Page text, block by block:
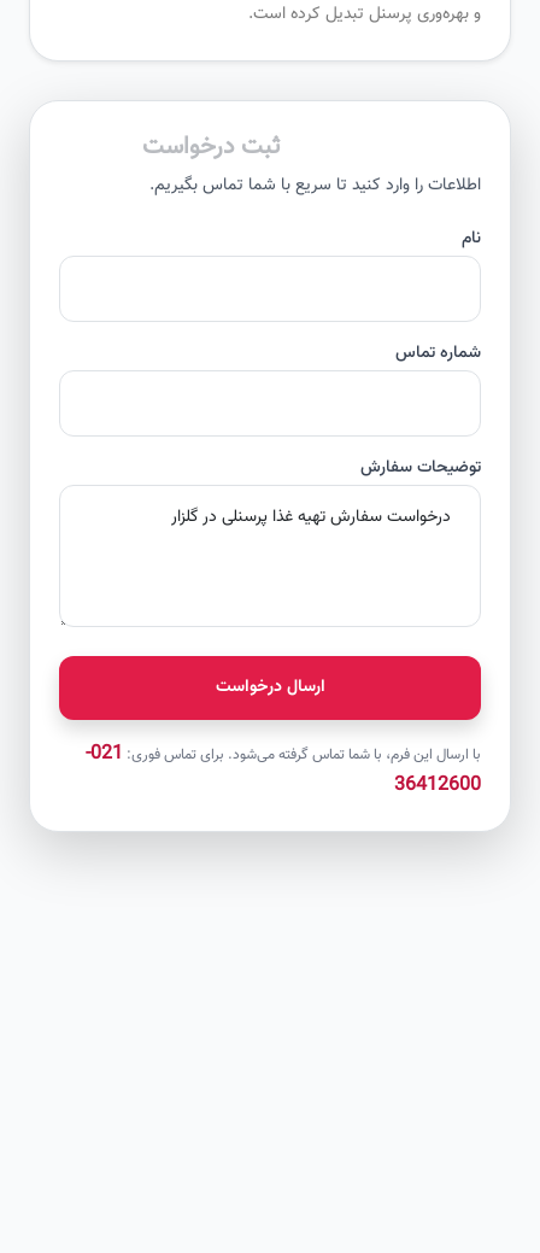
و بهره‌وری پرسنل تبدیل کرده است.
ثبت درخواست
اطلاعات را وارد کنید تا سریع با شما تماس بگیریم.
شماره تماس
توضیحات سفارش
ارسال درخواست
با ارسال این فرم، با شما تماس گرفته می‌شود. برای تماس فوری:
021-
36412600